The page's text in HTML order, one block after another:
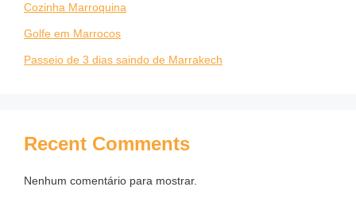
Cozinha Marroquina
Golfe em Marrocos
Passeio de 3 dias saindo de Marrakech
Recent Comments
Nenhum comentário para mostrar.